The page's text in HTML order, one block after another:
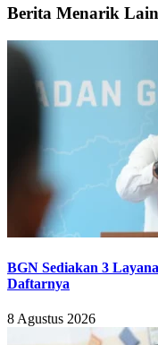
Berita Menarik
BGN Sediakan 3
Daftarnya
8 Agustus 2026